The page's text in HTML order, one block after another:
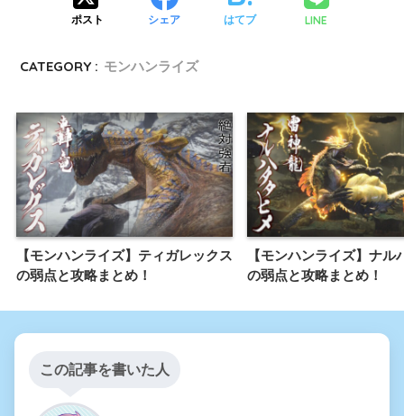
ポスト シェア はてブ LINE
CATEGORY : モンハンライズ
【モンハンライズ】ティガレックス
の弱点と攻略まとめ！
【モンハンライズ】ナル
の弱点と攻略まとめ！
この記事を書いた人